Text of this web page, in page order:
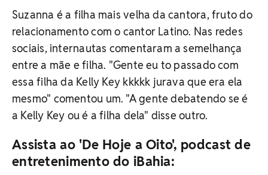
Suzanna é a filha mais velha da cantora, fruto do
relacionamento com o cantor Latino. Nas redes
sociais, internautas comentaram a semelhança
entre a mãe e filha. "Gente eu to passado com
essa filha da Kelly Key kkkkk jurava que era ela
mesmo" comentou um. "A gente debatendo se é
a Kelly Key ou é a filha dela" disse outro.
Assista ao 'De Hoje a Oito', podcast de
entretenimento do iBahia: